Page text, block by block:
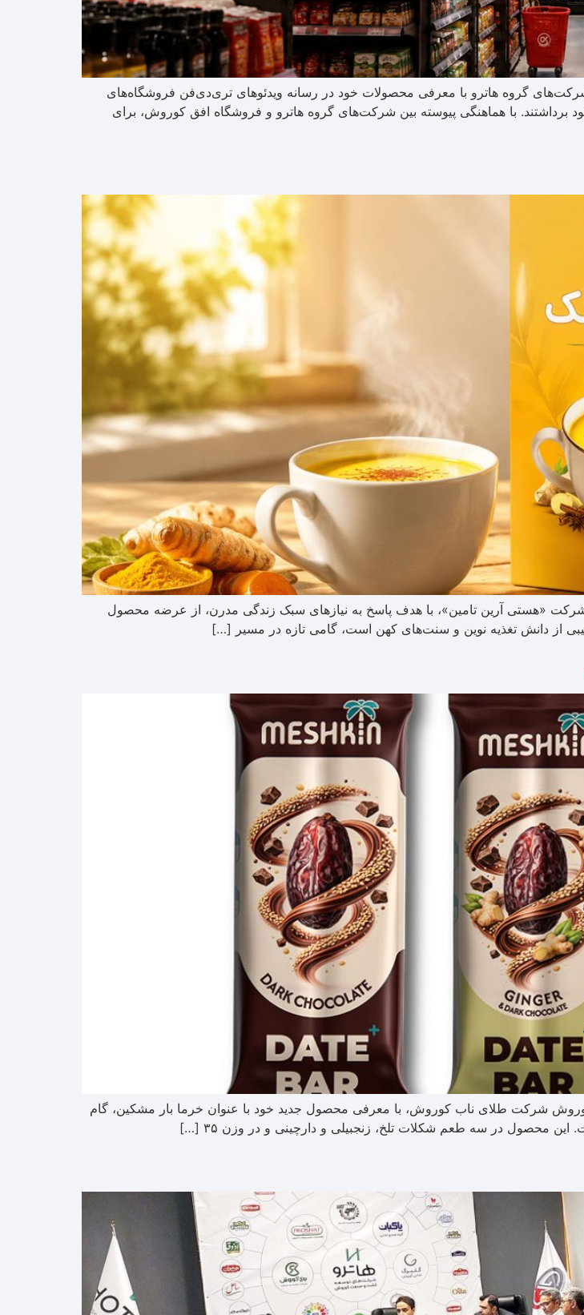
گروه هاترو با معرفی محصولات خود در رسانه ویدئوهای تری‌دی‌فن‌ فروشگاه‌های
با هماهنگی پیوسته بین شرکت‌های گروه هاترو و فروشگاه افق کوروش، برای
شرکت «هستی آرین تامین»، با هدف پاسخ به نیازهای سبک زندگی مدرن، از عرضه محصول
از دانش تغذیه نوین و سنت‌های کهن است، گامی تازه در مسیر […]
شرکت طلای ناب کوروش، با معرفی محصول جدید خود با عنوان خرما بار مشکین، گام
محصول در سه طعم شکلات تلخ، زنجبیلی و دارچینی و در وزن ۳۵ […]